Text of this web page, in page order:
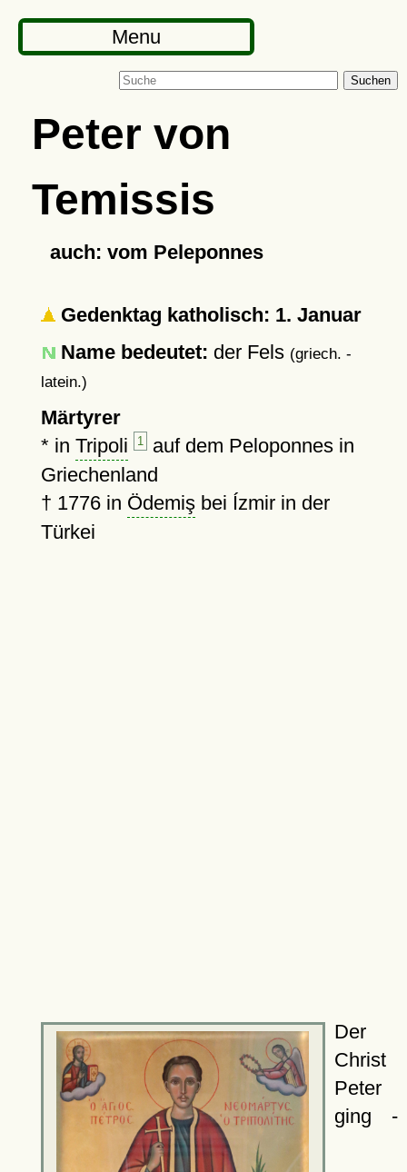
Menu
Suchen
Peter von
Temissis
auch: vom Peleponnes
Gedenktag katholisch: 1. Januar
Name bedeutet: der Fels (griech. -
latein.)
Märtyrer
* in Tripoli 1 auf dem Peloponnes in
Griechenland
† 1776in Ödemişbei Ízmir in der
Türkei
Der
Christ
Peter
ging -